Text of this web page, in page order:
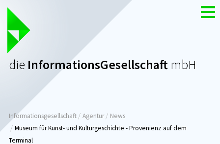
Zum
Inhalt
die InformationsGesellschaft mbH
Seitenpfad:
Informationsgesellschaft Agentur
News
Museum für Kunst- und Kulturgeschichte - Provenienz auf dem
Terminal